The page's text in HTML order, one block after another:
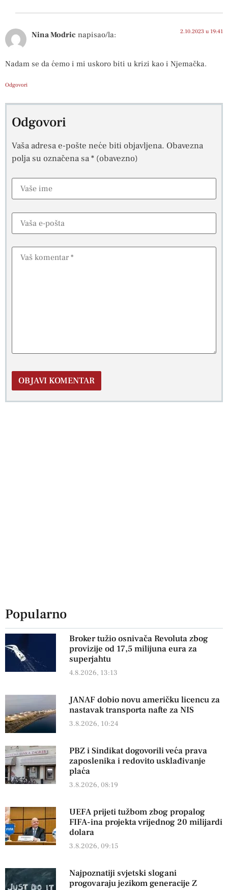
Nina Modric napisao/la: 2.10.2023 u 19:41
Nadam se da ćemo i mi uskoro biti u krizi kao i Njemačka.
Odgovori
Odgovori
Vaša adresa e-pošte neće biti objavljena. Obavezna
polja su označena sa* (obavezno)
Popularno
Broker tužio osnivača Revoluta zbog
provizije od 17,5 milijuna eura za
superjahtu
4.8.2026, 13:13
JANAF dobio novu američku licencu za
nastavak transporta nafte za NIS
3.8.2026, 10:24
PBZ i Sindikat dogovorili veća prava
zaposlenika i redovito usklađivanje
plaća
3.8.2026, 08:19
UEFA prijeti tužbom zbog propalog
FIFA-ina projekta vrijednog 20 milijardi
dolara
3.8.2026, 09:15
Najpoznatiji svjetski slogani
progovaraju jezikom generacije Z